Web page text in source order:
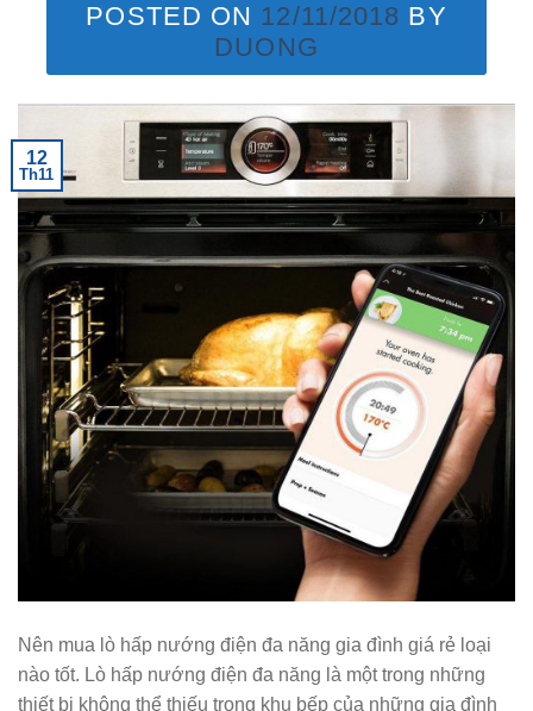
POSTED ON 12/11/2018 BY
DUONG
12
Th11
Nên mua lò hấp nướng điện đa năng gia đình giá rẻ loại
nào tốt. Lò hấp nướng điện đa năng là một trong những
thiết bị không thể thiếu trong khu bếp của những gia đình